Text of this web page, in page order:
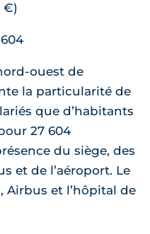
€)
ouest de
la particularité de
que d’habitants
27 604
du siège, des
et de l’aéroport. Le
Airbus et l’hôpital de